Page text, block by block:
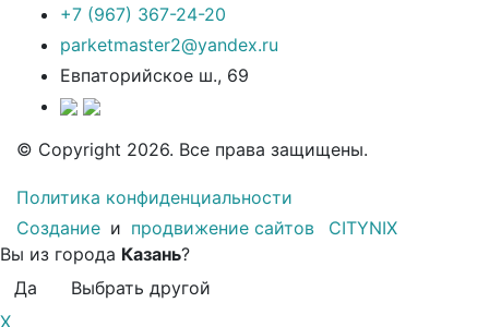
+7 (967) 367-24-20
parketmaster2@yandex.ru
Евпаторийское ш., 69
© Copyright 2026. Все права защищены.
Политика конфиденциальности
Создание и продвижение сайтов
CITYNIX
Вы из города Казань?
Да
Выбрать другой
X